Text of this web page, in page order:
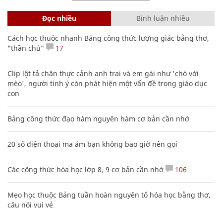
Đọc nhiều Bình luận nhiều
Cách học thuộc nhanh Bảng công thức lượng giác bằng thơ,
"thần chú"
17
Clip lột tả chân thực cảnh anh trai và em gái như 'chó với
mèo', người tinh ý còn phát hiện một vấn đề trong giáo dục
con
Bảng công thức đạo hàm nguyên hàm cơ bản cần nhớ
20 số điện thoại ma ám bạn không bao giờ nên gọi
Các công thức hóa học lớp 8, 9 cơ bản cần nhớ 106
Mẹo học thuộc Bảng tuần hoàn nguyên tố hóa học bằng thơ,
câu nói vui vẻ